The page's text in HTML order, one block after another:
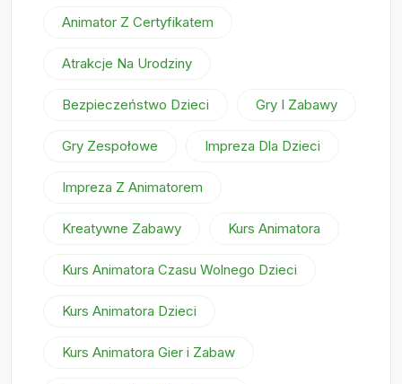
Animator Z Certyfikatem
Atrakcje Na Urodziny
Bezpieczeństwo Dzieci Gry I Zabawy
Gry Zespołowe Impreza Dla Dzieci
Impreza Z Animatorem
Kreatywne Zabawy Kurs Animatora
Kurs Animatora Czasu Wolnego Dzieci
Kurs Animatora Dzieci
Kurs Animatora Gier i Zabaw